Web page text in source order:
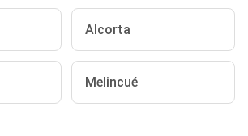
Alcorta
Melincué